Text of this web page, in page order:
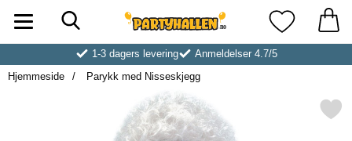
Startsiden for Partyhallen ABMine
1-3 dagers levering
Anmeldelser 4.7/5
Hjemmeside
Parykk med Nisseskjegg
Merk parykk med